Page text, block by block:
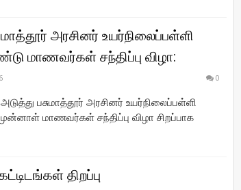
அரசினர் உயர்நிலைப்பள்ளி
மாணவர்கள் சந்திப்பு விழா:
0
பசுமாத்தூர் அரசினர் உயர்நிலைப்பள்ளி
மாணவர்கள் சந்திப்பு விழா சிறப்பாக
திறப்பு